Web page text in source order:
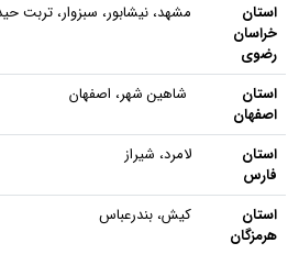
استان
خراسان
رضوی
مشهد، نیشابور، سبزوار، تربت
استان
اصفهان
شاهین شهر، اصفهان
استان
فارس
لامرد، شیراز
استان
هرمزگان
کیش، بندرعباس